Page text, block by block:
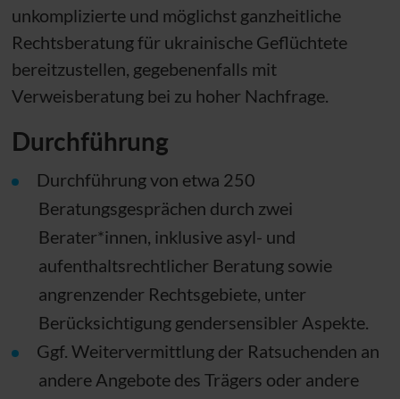
unkomplizierte und möglichst ganzheitliche
Rechtsberatung für ukrainische Geflüchtete
bereitzustellen, gegebenenfalls mit
Verweisberatung bei zu hoher Nachfrage.
Durchführung
Durchführung von etwa 250
Beratungsgesprächen durch zwei
Berater*innen, inklusive asyl- und
aufenthaltsrechtlicher Beratung sowie
angrenzender Rechtsgebiete, unter
Berücksichtigung gendersensibler Aspekte.
Ggf. Weitervermittlung der Ratsuchenden an
andere Angebote des Trägers oder andere